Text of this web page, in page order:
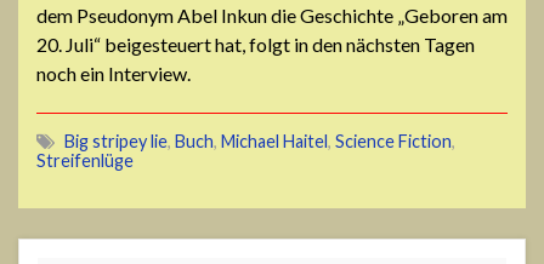
dem Pseudonym Abel Inkun die Geschichte „Geboren am
20. Juli“ beigesteuert hat, folgt in den nächsten Tagen
noch ein Interview.
Big stripey lie, Buch, Michael Haitel, Science Fiction,
Streifenlüge